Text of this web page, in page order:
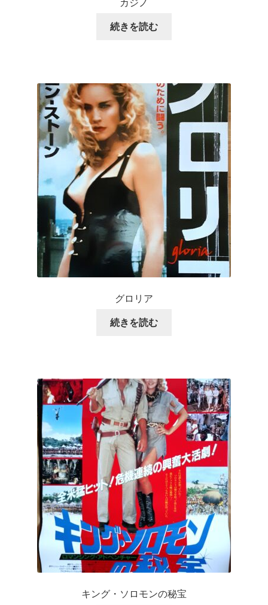
続きを読む
グロリア
続きを読む
キング・ソロモンの秘宝